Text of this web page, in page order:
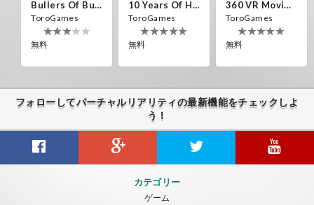
Bullers Of Buchan Aberdeen
ToroGames
無料
10 Years Of Horror Nights
ToroGames
無料
360 VR Movie Experience
ToroGames
無料
Caminandes
ToroGames
フォローしてバーチャルリアリティの最新機能をチェックしよ
う！
カテゴリー
ゲーム